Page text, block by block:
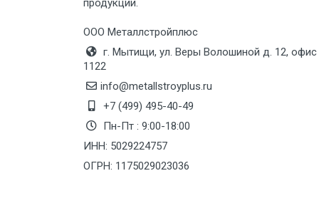
Груз до 12 м, вес до 20 тн
Манипулятор до 6 м, вес до 5 тн
Манипулятор до 6 м, вес до 8 тн
продукции.
ООО Металлстройплюс
г. Мытищи, ул. Веры Волошиной д. 12, офис
1122
info@metallstroyplus.ru
+7 (499) 495-40-49
Пн-Пт : 9:00-18:00
ИНН: 5029224757
ОГРН: 1175029023036